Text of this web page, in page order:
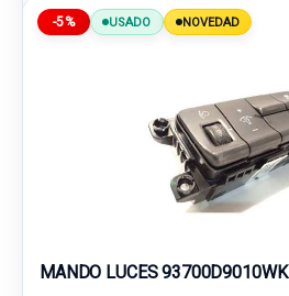
-5% USADO NOVEDAD
MANDO LUCES 93700D9010WK